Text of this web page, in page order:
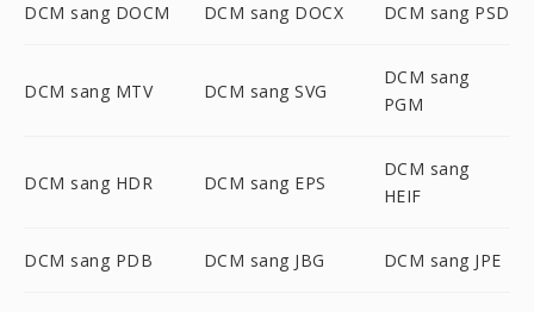
DCM sang DOCM DCM sang DOCX DCM sang PSD
DCM sang MTV DCM sang SVG
DCM sang
PGM
DCM sang HDR DCM sang EPS
DCM sang
HEIF
DCM sang PDB DCM sang JBG DCM sang JPE